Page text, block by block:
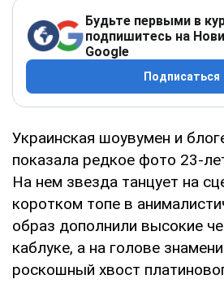
Будьте первыми в
подпишитесь на
Google
Подписаться
Украинская шоувумен и
показала редкое фото 23-
На нем звезда танцует на
коротком топе в
образ дополнили высокие
каблуке, а на голове
роскошный хвост